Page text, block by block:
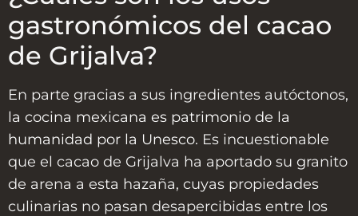
gastronómicos del cacao
de Grijalva?
En parte gracias a sus ingredientes autóctonos,
la cocina mexicana es patrimonio de la
humanidad por la Unesco. Es incuestionable
que el cacao de Grijalva ha aportado su granito
de arena a esta hazaña, cuyas propiedades
culinarias no pasan desapercibidas entre los